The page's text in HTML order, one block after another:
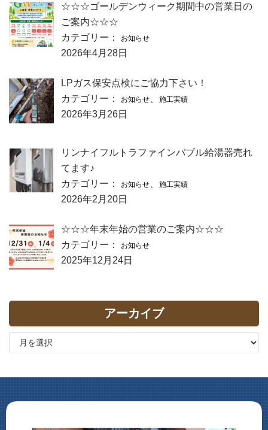
☆☆☆ゴールデンウィーク期間中の営業日の
ご案内☆☆☆
カテゴリー：
お知らせ
2026年4月28日
LPガス保安点検にご協力下さい！
カテゴリー：
お知らせ 施工実績
2026年3月26日
リンナイフルトラファインバブル給湯器売れ
てます♪
カテゴリー：
お知らせ 施工実績
2026年2月20日
☆☆☆年末年始の営業のご案内☆☆☆
カテゴリー：
お知らせ
2025年12月24日
アーカイブ